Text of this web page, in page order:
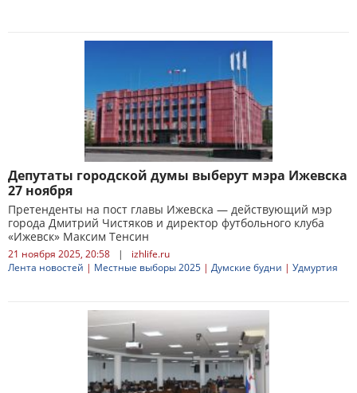
Депутаты городской думы выберут мэра Ижевска
27 ноября
Претенденты на пост главы Ижевска — действующий мэр
города Дмитрий Чистяков и директор футбольного клуба
«Ижевск» Максим Тенсин
21 ноября 2025, 20:58 |
izhlife.ru
Лента новостей | Местные выборы 2025 | Думские будни | Удмуртия